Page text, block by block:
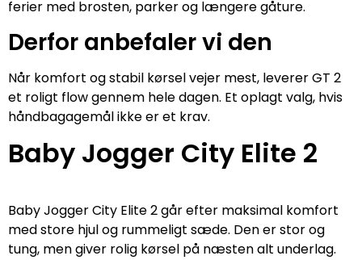
ferier med brosten, parker og længere gåture.
Derfor anbefaler vi den
Når komfort og stabil kørsel vejer mest, leverer GT 2
et roligt flow gennem hele dagen. Et oplagt valg, hvis
håndbagagemål ikke er et krav.
Baby Jogger City Elite 2
Baby Jogger City Elite 2 går efter maksimal komfort
med store hjul og rummeligt sæde. Den er stor og
tung, men giver rolig kørsel på næsten alt underlag.